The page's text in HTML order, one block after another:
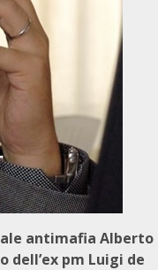
antimafia Alberto
pm Luigi de